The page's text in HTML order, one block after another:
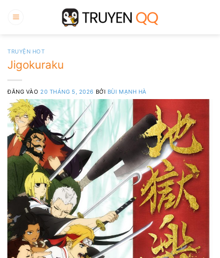
qua
TRUYỆN HOT
Jigokuraku
ĐĂNG VÀO 20 THÁNG 5, 2026 BỞI BÙI MẠNH HÀ